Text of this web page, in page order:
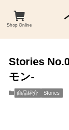
Shop Online
Stories
モン-
商品紹介 Stories